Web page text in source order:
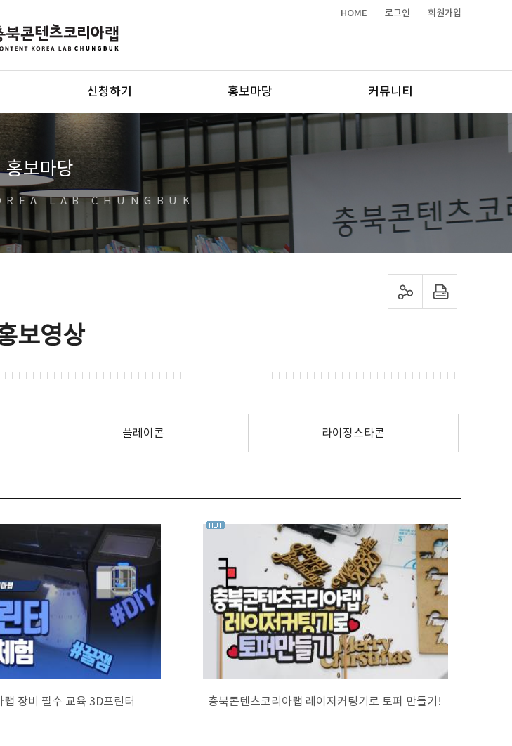
HOME 로그인 회원가입
신청하기 홍보마당 커뮤니티
홍보마당
LAB CHUNGBUK
sns 공유하기 프린트하기
보영상
플레이콘 라이징스타콘
장비 필수 교육 3D프린터
충북콘텐츠코리아랩 레이저커팅기로 토퍼 만들기!